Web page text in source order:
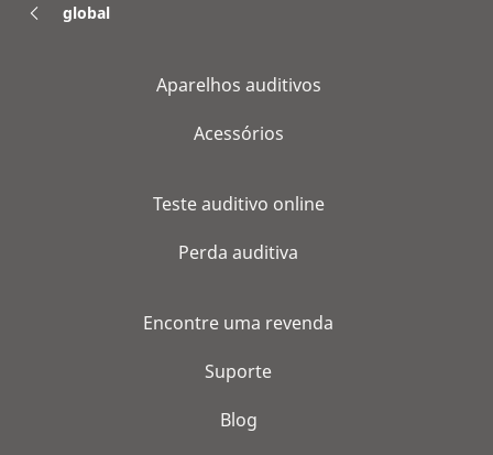
global
Aparelhos auditivos
Acessórios
Teste auditivo online
Perda auditiva
Encontre uma revenda
Suporte
Blog